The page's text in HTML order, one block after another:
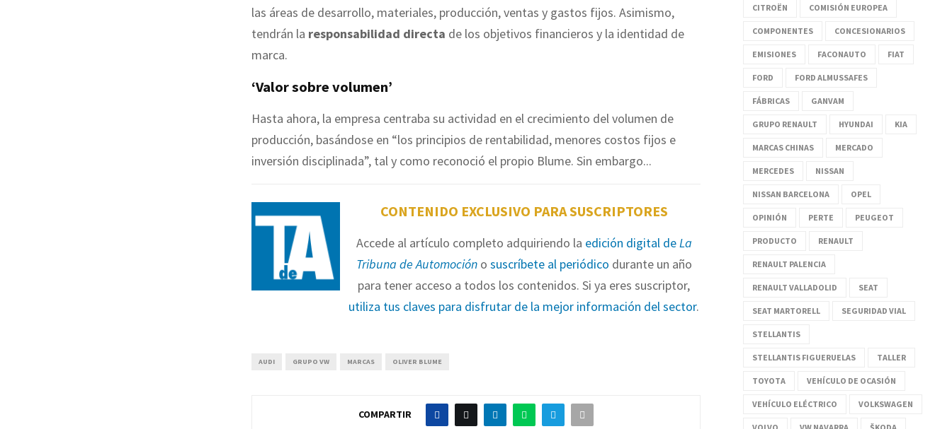
las áreas de desarrollo, materiales, producción, ventas y gastos fijos. Asimismo,
tendrán la responsabilidad directa de los objetivos financieros y la identidad de
marca.
‘Valor sobre volumen’
Hasta ahora, la empresa centraba su actividad en el crecimiento del volumen de
producción, basándose en “los principios de rentabilidad, menores costos fijos e
inversión disciplinada”, tal y como reconoció el propio Blume. Sin embargo...
CONTENIDO EXCLUSIVO PARA SUSCRIPTORES
Accede al artículo completo adquiriendo la edición digital deLa
Tribuna de Automocióno suscríbete al periódico durante un año
para tener acceso a todos los contenidos. Si ya eres suscriptor,
utiliza tus claves para disfrutar de la mejor información del sector.
AUDI GRUPO VW MARCAS OLIVER BLUME
COMPARTIR
CITROËN COMISIÓN EUROPEA
COMPONENTES CONCESIONARIOS
EMISIONES FACONAUTO FIAT
FORD FORD ALMUSSAFES
FÁBRICAS GANVAM
GRUPO RENAULT HYUNDAI KIA
MARCAS CHINAS MERCADO
MERCEDES NISSAN
NISSAN BARCELONA OPEL
OPINIÓN PERTE PEUGEOT
PRODUCTO RENAULT
RENAULT PALENCIA
RENAULT VALLADOLID SEAT
SEAT MARTORELL SEGURIDAD VIAL
STELLANTIS
STELLANTIS FIGUERUELAS TALLER
TOYOTA VEHÍCULO DE OCASIÓN
VEHÍCULO ELÉCTRICO VOLKSWAGEN